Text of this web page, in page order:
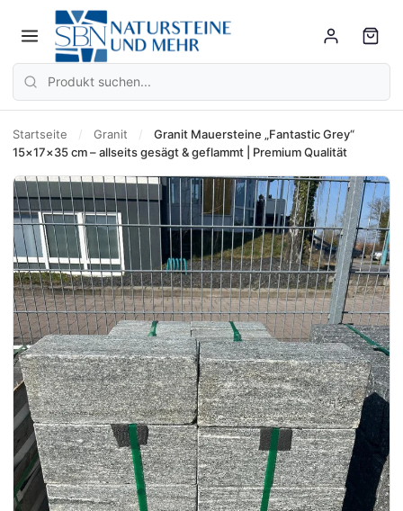
Startseite / Granit /
Granit Mauersteine „Fantastic Grey“
15×17×35 cm – allseits gesägt & geflammt | Premium Qualität